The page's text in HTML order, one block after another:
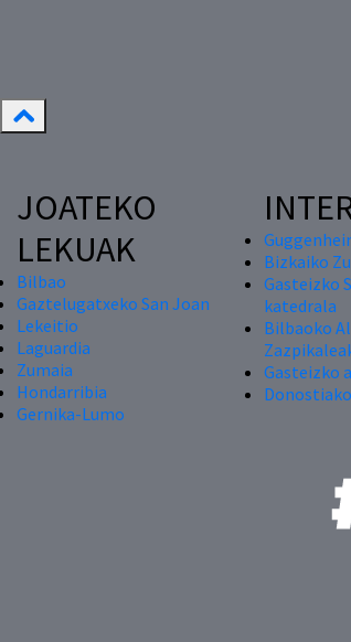
JOATEKO
LEKUAK
Bilbao
Gaztelugatxeko San Joan
Lekeitio
Laguardia
Zumaia
Hondarribia
Gernika-Lumo
Bizkaiko
Gasteizko
katedrala
Bilbaoko
Gasteizko